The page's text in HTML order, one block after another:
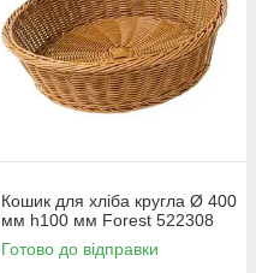
Кошик для хліба кругла Ø 400
мм h100 мм Forest 522308
Готово до відправки